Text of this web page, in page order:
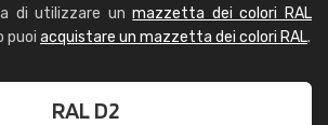
di utilizzare unmazzetta dei colori RAL
puoi acquistare un mazzetta dei colori RAL.
RAL D2